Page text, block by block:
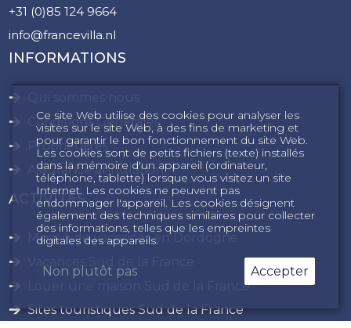
+31 (0)85 124 9664
info@francevilla.nl
INFORMATIONS
Conditions Générales
Propriétaires
Assurance annulation
ACTIVITÉS
Maison de vacances en Dordogne
Vacances Sud de la France
Louer une maison Sud de la France
Sites touristiques Sud de la France
Ce site Web utilise des cookies pour analyser les
visites sur le site Web, à des fins de marketing et
pour garantir le bon fonctionnement du site Web.
Les cookies sont de petits fichiers (texte) installés
dans la mémoire d'un appareil (ordinateur,
téléphone, tablette) lorsque vous visitez un site
Internet. Les cookies ne peuvent pas
endommager l'appareil. Les cookies désignent
également des techniques similaires pour collecter
des informations, telles que les empreintes
digitales des appareils.
Non plutôt pas Accepter